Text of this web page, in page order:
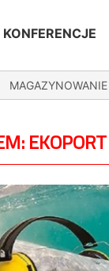
KONFERENCJE
MAGAZYNOWANIE
EKOPORT